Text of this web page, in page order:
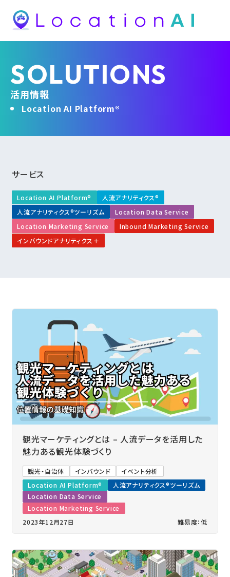
SOLUTIONS
活用情報
Location AI Platform®
サービス
Location AI Platform®
人流アナリティクス®
人流アナリティクス®ツーリズム
Location Data Service
Location Marketing Service
Inbound Marketing Service
インバウンドアナリティクス＋
観光マーケティングとは – 人流データを活用した
魅力ある観光体験づくり
観光・自治体 インバウンド
イベント分析
Location AI Platform®
人流アナリティクス®ツーリズム
Location Data Service
Location Marketing Service
2023年12月27日
難易度：低